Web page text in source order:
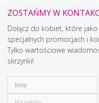
ZOSTAŃMY W
Dołącz do kobiet, które
specjalnych promocjach i
Tylko wartościowe
skrzynki!